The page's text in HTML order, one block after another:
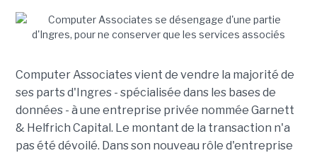
Computer Associates vient de vendre la majorité de
ses parts d'Ingres - spécialisée dans les bases de
données - à une entreprise privée nommée Garnett
& Helfrich Capital. Le montant de la transaction n'a
pas été dévoilé. Dans son nouveau rôle d'entreprise